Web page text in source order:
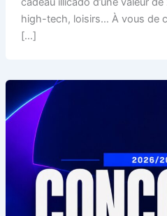
high-tech, loisirs… À vous de
[…]